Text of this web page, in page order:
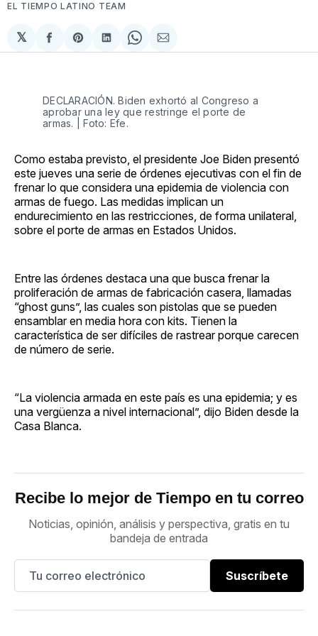
EL TIEMPO LATINO TEAM
𝕏
Compartir
en
Share
on
Compartir
en
Share
on
Compartir
via
DECLARACIÓN. Biden exhortó al Congreso a
aprobar una ley que restringe el porte de
armas. | Foto: Efe.
Como estaba previsto, el presidente Joe Biden presentó
este jueves una serie de órdenes ejecutivas con el fin de
frenar lo que considera una epidemia de violencia con
armas de fuego. Las medidas implican un
endurecimiento en las restricciones, de forma unilateral,
sobre el porte de armas en Estados Unidos.
Entre las órdenes destaca una que busca frenar la
proliferación de armas de fabricación casera, llamadas
“ghost guns”, las cuales son pistolas que se pueden
ensamblar en media hora con kits. Tienen la
característica de ser difíciles de rastrear porque carecen
de número de serie.
“La violencia armada en este país es una epidemia; y es
una vergüenza a nivel internacional”, dijo Biden desde la
Casa Blanca.
Recibe lo mejor de Tiempo en tu correo
Noticias, opinión, análisis y perspectiva, gratis en tu
bandeja de entrada
Suscríbete